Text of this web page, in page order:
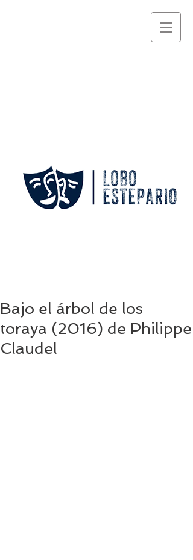
Bajo el árbol de los
toraya (2016) de Philippe
Claudel